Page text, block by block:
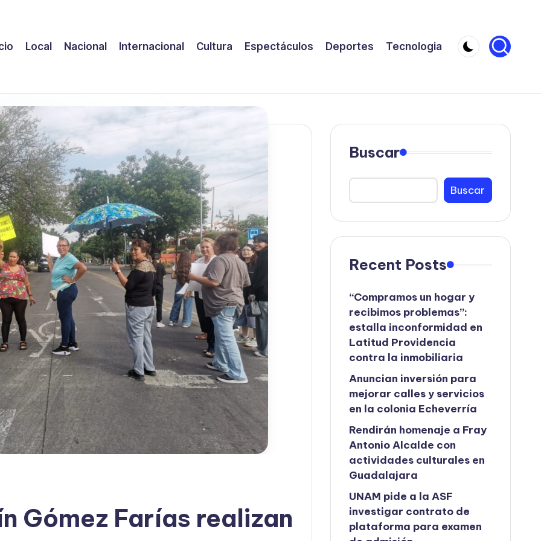
Local Nacional Internacional Cultura Espectáculos Deportes Tecnologia
Gómez Farías realizan
Buscar
Buscar
Recent Posts
“Compramos un hogar y
recibimos problemas”:
estalla inconformidad en
Latitud Providencia
contra la inmobiliaria
Anuncian inversión para
mejorar calles y servicios
en la colonia Echeverría
Rendirán homenaje a Fray
Antonio Alcalde con
actividades culturales en
Guadalajara
UNAM pide a la ASF
investigar contrato de
plataforma para examen